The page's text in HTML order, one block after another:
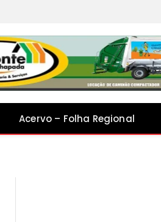
Acervo – Folha Regional